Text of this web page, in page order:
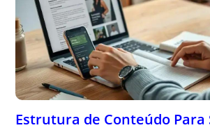
Estrutura de Conteúdo Para